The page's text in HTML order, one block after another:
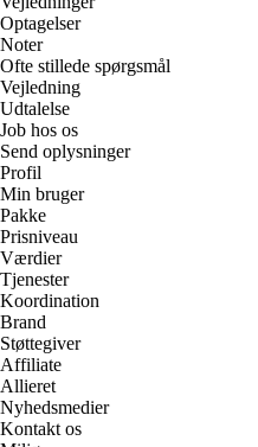
Optagelser
Noter
Ofte stillede spørgsmål
Vejledning
Udtalelse
Job hos os
Send oplysninger
Profil
Min bruger
Pakke
Prisniveau
Værdier
Tjenester
Koordination
Brand
Støttegiver
Affiliate
Allieret
Nyhedsmedier
Kontakt os